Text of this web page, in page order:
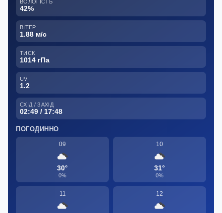
ВОЛОГІСТЬ
42%
ВІТЕР
1.88 м/с
ТИСК
1014 гПа
UV
1.2
СХІД / ЗАХІД
02:49 / 17:48
ПОГОДИННО
09
30°
0%
10
31°
0%
11 12